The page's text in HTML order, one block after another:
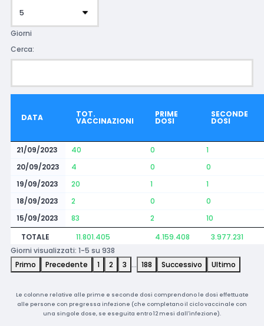
Giorni
Cerca:
DATA TOT.
VACCINAZIONI
PRIME
DOSI
SECONDE
DOSI
21/09/2023 40 0
1
20/09/2023
4 0
0
19/09/2023
20 1
1
18/09/2023
2 0
0
15/09/2023
83 2
10
TOTALE
11.801.405 4.159.408
3.977.231
Giorni visualizzati: 1-5 su 938
Primo
Precedente 1 2 3 … 188 Successivo Ultimo
Le colonne relative alle prime e seconde dosi comprendono le dosi effettuate
alle persone con pregressa infezione (che completano il ciclo vaccinale con
una singole dose, se eseguita entro 12 mesi dall'infezione).